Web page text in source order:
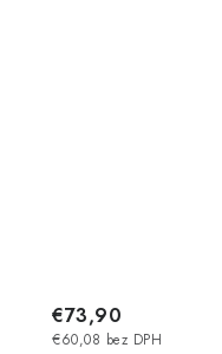
€60,08 bez DPH
€73,90